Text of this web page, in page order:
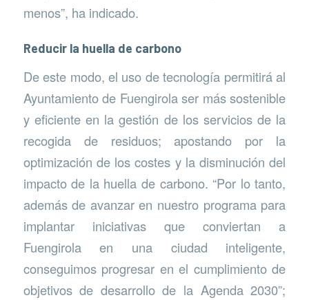
menos”, ha indicado.
Reducir la huella de carbono
De este modo, el uso de tecnología permitirá al
Ayuntamiento de Fuengirola ser más sostenible
y eficiente en la gestión de los servicios de la
recogida de residuos; apostando por la
optimización de los costes y la disminución del
impacto de la huella de carbono. “Por lo tanto,
además de avanzar en nuestro programa para
implantar iniciativas que conviertan a
Fuengirola en una ciudad inteligente,
conseguimos progresar en el cumplimiento de
objetivos de desarrollo de la Agenda 2030”;